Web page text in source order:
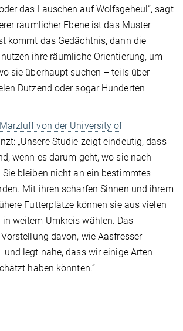
das Lauschen auf Wolfsgeheul“, sagt
räumlicher Ebene ist das Muster
kommt das Gedächtnis, dann die
ihre räumliche Orientierung, um
sie überhaupt suchen – teils über
Dutzend oder sogar Hunderten
von der University of
„Unsere Studie zeigt eindeutig, dass
wenn es darum geht, wo sie nach
Sie bleiben nicht an ein bestimmtes
Mit ihren scharfen Sinnen und ihrem
Futterplätze können sie aus vielen
weitem Umkreis wählen. Das
davon, wie Aasfresser
und legt nahe, dass wir einige Arten
haben könnten.“